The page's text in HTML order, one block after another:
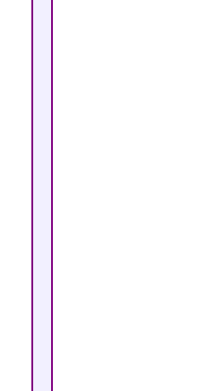
たりもするが、爺ちゃんの俺